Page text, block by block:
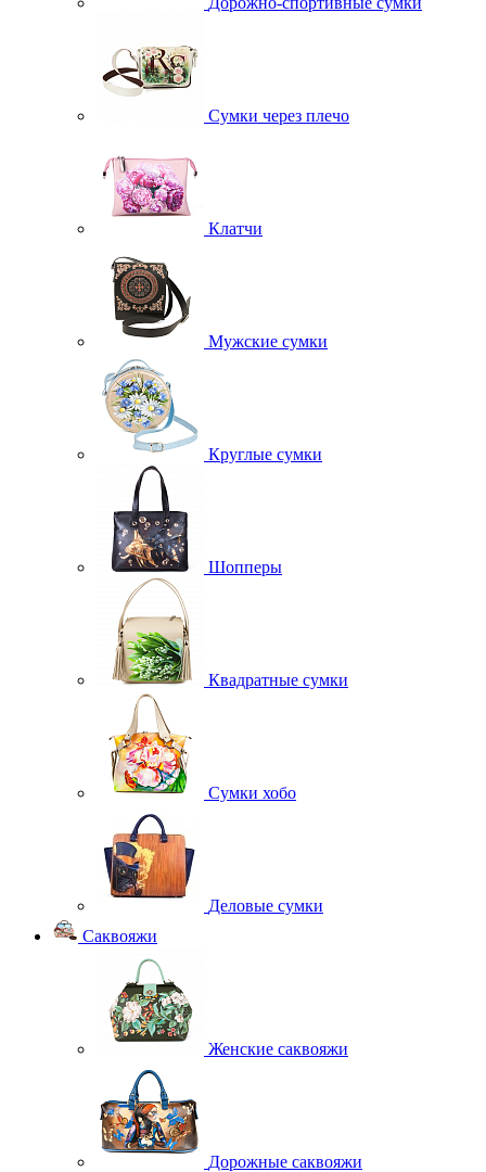
Сумки через плечо
Клатчи
Мужские сумки
Круглые сумки
Шопперы
Квадратные сумки
Сумки хобо
Деловые сумки
Саквояжи
Женские саквояжи
Дорожные саквояжи